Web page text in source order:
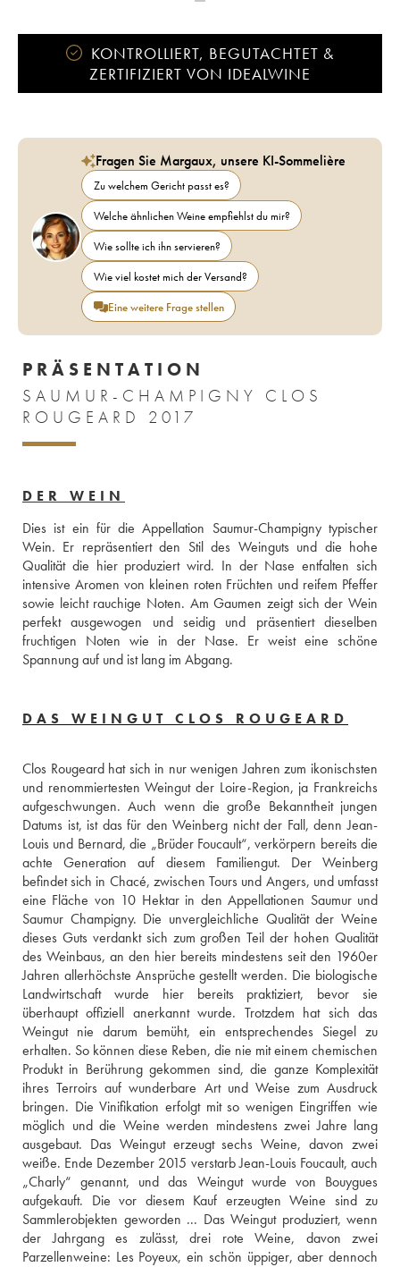
KONTROLLIERT, BEGUTACHTET &
ZERTIFIZIERT VON IDEALWINE
Fragen Sie Margaux, unsere KI-Sommelière
Zu welchem Gericht passt es?
Welche ähnlichen Weine empfiehlst du mir?
Wie sollte ich ihn servieren?
Wie viel kostet mich der Versand?
Eine weitere Frage stellen
PRÄSENTATION
SAUMUR-CHAMPIGNY CLOS
ROUGEARD 2017
DER WEIN
Dies ist ein für die Appellation Saumur-Champigny typischer
Wein. Er repräsentiert den Stil des Weinguts und die hohe
Qualität die hier produziert wird. In der Nase entfalten sich
intensive Aromen von kleinen roten Früchten und reifem Pfeffer
sowie leicht rauchige Noten. Am Gaumen zeigt sich der Wein
perfekt ausgewogen und seidig und präsentiert dieselben
fruchtigen Noten wie in der Nase. Er weist eine schöne
Spannung auf und ist lang im Abgang.
DAS WEINGUT CLOS ROUGEARD
Clos Rougeard hat sich in nur wenigen Jahren zum ikonischsten
und renommiertesten Weingut der Loire-Region, ja Frankreichs
aufgeschwungen. Auch wenn die große Bekanntheit jungen
Datums ist, ist das für den Weinberg nicht der Fall, denn Jean-
Louis und Bernard, die „Brüder Foucault“, verkörpern bereits die
achte Generation auf diesem Familiengut. Der Weinberg
befindet sich in Chacé, zwischen Tours und Angers, und umfasst
eine Fläche von 10 Hektar in den Appellationen Saumur und
Saumur Champigny. Die unvergleichliche Qualität der Weine
dieses Guts verdankt sich zum großen Teil der hohen Qualität
des Weinbaus, an den hier bereits mindestens seit den 1960er
Jahren allerhöchste Ansprüche gestellt werden. Die biologische
Landwirtschaft wurde hier bereits praktiziert, bevor sie
überhaupt offiziell anerkannt wurde. Trotzdem hat sich das
Weingut nie darum bemüht, ein entsprechendes Siegel zu
erhalten. So können diese Reben, die nie mit einem chemischen
Produkt in Berührung gekommen sind, die ganze Komplexität
ihres Terroirs auf wunderbare Art und Weise zum Ausdruck
bringen. Die Vinifikation erfolgt mit so wenigen Eingriffen wie
möglich und die Weine werden mindestens zwei Jahre lang
ausgebaut. Das Weingut erzeugt sechs Weine, davon zwei
weiße. Ende Dezember 2015 verstarb Jean-Louis Foucault, auch
„Charly“ genannt, und das Weingut wurde von Bouygues
aufgekauft. Die vor diesem Kauf erzeugten Weine sind zu
Sammlerobjekten geworden ... Das Weingut produziert, wenn
der Jahrgang es zulässt, drei rote Weine, davon zwei
Parzellenweine: Les Poyeux, ein schön üppiger, aber dennoch